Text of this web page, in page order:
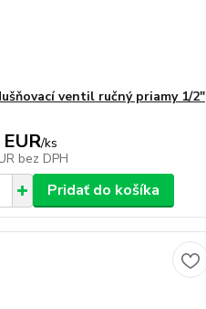
ventil ručný priamy 1/2"
/ks
bez DPH
Pridať do košíka